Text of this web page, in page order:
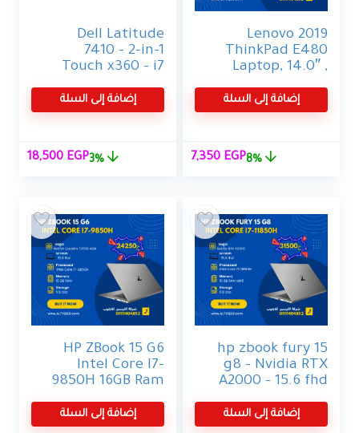
2019 Lenovo
ThinkPad E480
Laptop, 14.0″ ,
i5-7200U (up to
3.10 GHz), 8 GB
RAM, 256GB PCIe
Home 64,
Bluetooth 4.0
إضافة إلى السلة
السعر7,350 EGP
السعر
8%
Dell Latitude
7410 – 2-in-1
Touch x360 – i7
10th – القوة
والمرونة في جهاز
واحد
إضافة إلى السلة
السعر18,500 EGP 3%
hp zbook fury 15
g8 – Nvidia RTX
A2000 – 15.6 fhd
– ssd 512 nvme –
16g ram
إضافة إلى السلة
HP ZBook 15 G6
Intel Core I7-
9850H 16GB Ram
512GB SSD NVIDIA
Quadro T2000
إضافة إلى السلة